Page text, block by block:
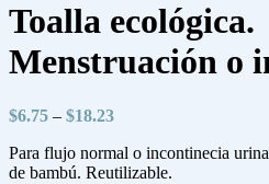
Toalla ecológica.
Menstruación o
$6.75 – $18.23Price
$6.75
through
Para flujo normal o incontinecia
de bambú. Reutilizable.